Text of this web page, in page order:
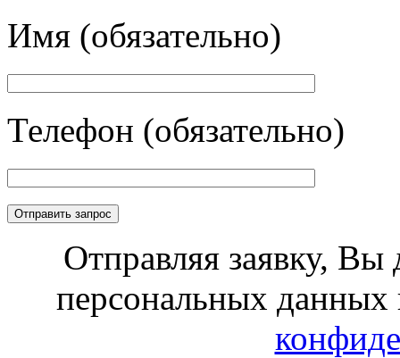
Имя (обязательно)
Телефон (обязательно)
Отправляя заявку, Вы
персональных данных